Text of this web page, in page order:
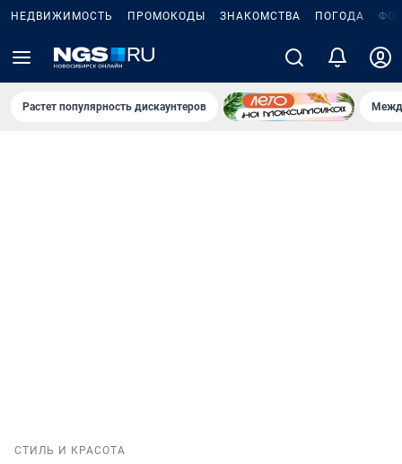
НЕДВИЖИМОСТЬ ПРОМОКОДЫ ЗНАКОМСТВА ПОГОДА
Растет популярность дискаунтеров
СТИЛЬ И КРАСОТА